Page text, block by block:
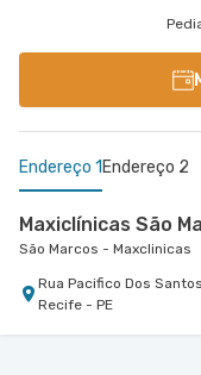
Endereço 1 Endereço 2
Maxiclínicas São
São Marcos - Maxclinicas
Rua Pacifico Dos
Recife - PE
Esperança Recife